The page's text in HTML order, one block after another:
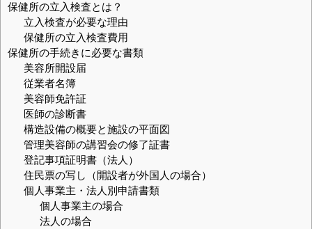
保健所の立入検査とは？
立入検査が必要な理由
保健所の立入検査費用
保健所の手続きに必要な書類
美容所開設届
従業者名簿
美容師免許証
医師の診断書
構造設備の概要と施設の平面図
管理美容師の講習会の修了証書
登記事項証明書（法人）
住民票の写し（開設者が外国人の場合）
個人事業主・法人別申請書類
個人事業主の場合
法人の場合